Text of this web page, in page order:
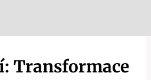
Transformace